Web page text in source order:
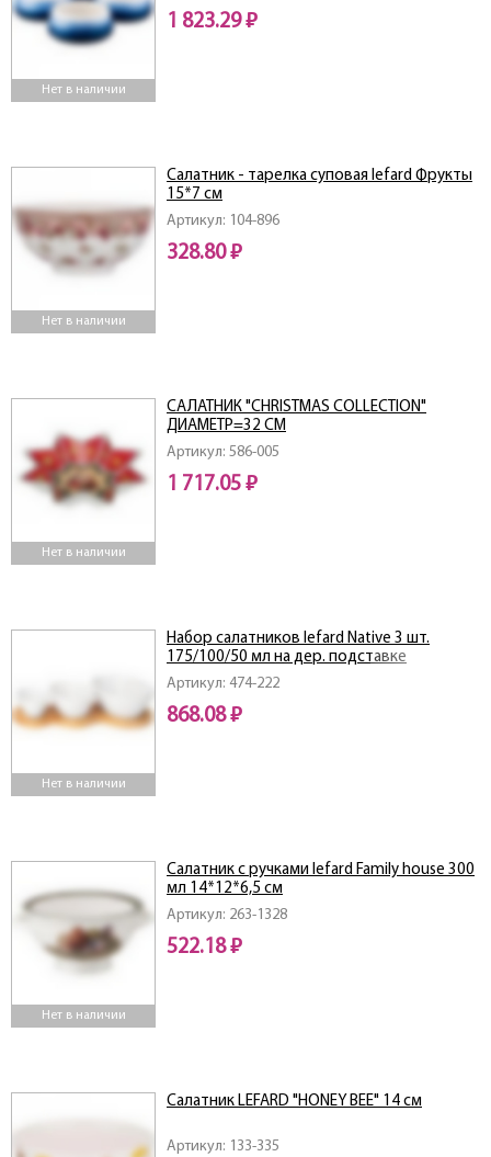
Нет в наличии
1 823.29 ₽
Нет в наличии
Артикул: 104-896
Салатник - тарелка суповая lefard Фрукты
15*7 см
328.80 ₽
Нет в наличии
Артикул: 586-005
САЛАТНИК "CHRISTMAS COLLECTION"
ДИАМЕТР=32 СМ
1 717.05 ₽
Нет в наличии
Артикул: 474-222
Набор салатников lefard Native 3 шт.
175/100/50 мл на дер. подставке
21,1*11,5*1,3 см
868.08 ₽
Нет в наличии
Артикул: 263-1328
Салатник с ручками lefard Family house 300
мл 14*12*6,5 см
522.18 ₽
Артикул: 133-335
Салатник LEFARD "HONEY BEE" 14 см